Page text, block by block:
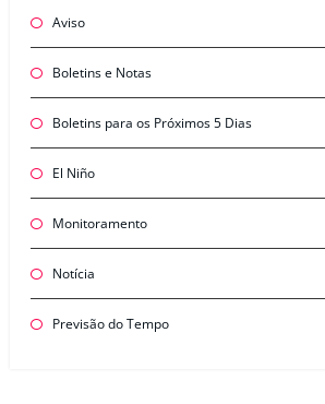
Aviso
Boletins e Notas
Boletins para os Próximos 5 Dias
El Niño
Monitoramento
Notícia
Previsão do Tempo